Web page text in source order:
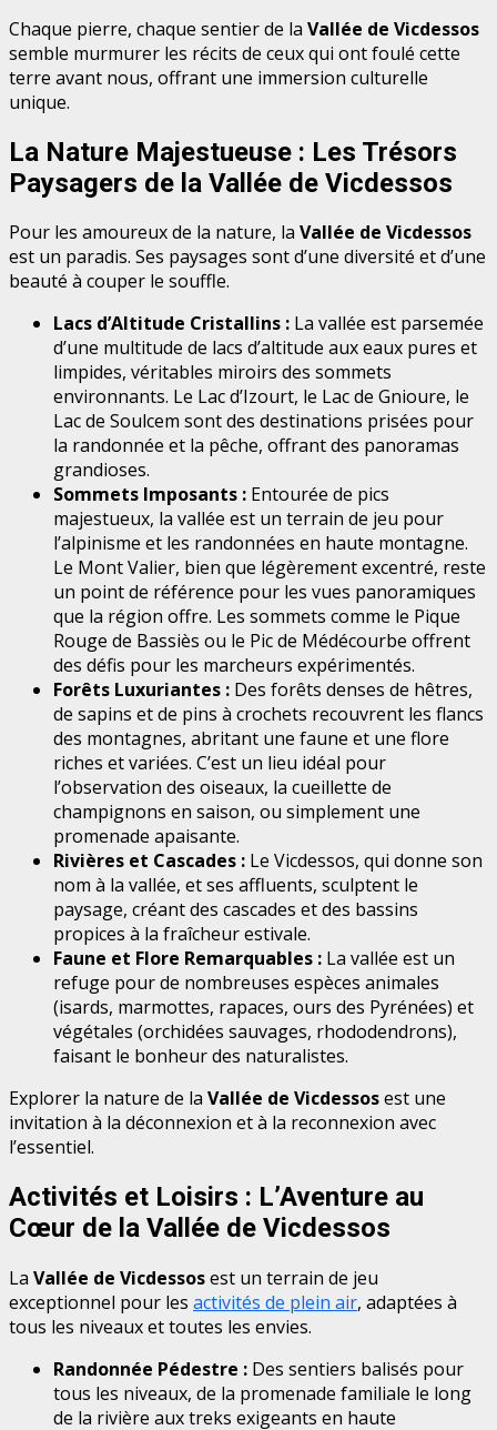
Chaque pierre, chaque sentier de la Vallée de Vicdessos
semble murmurer les récits de ceux qui ont foulé cette
terre avant nous, offrant une immersion culturelle
unique.
La Nature Majestueuse : Les Trésors
Paysagers de la Vallée de Vicdessos
Pour les amoureux de la nature, la Vallée de Vicdessos
est un paradis. Ses paysages sont d’une diversité et d’une
beauté à couper le souffle.
Lacs d’Altitude Cristallins : La vallée est parsemée
d’une multitude de lacs d’altitude aux eaux pures et
limpides, véritables miroirs des sommets
environnants. Le Lac d’Izourt, le Lac de Gnioure, le
Lac de Soulcem sont des destinations prisées pour
la randonnée et la pêche, offrant des panoramas
grandioses.
Sommets Imposants : Entourée de pics
majestueux, la vallée est un terrain de jeu pour
l’alpinisme et les randonnées en haute montagne.
Le Mont Valier, bien que légèrement excentré, reste
un point de référence pour les vues panoramiques
que la région offre. Les sommets comme le Pique
Rouge de Bassiès ou le Pic de Médécourbe offrent
des défis pour les marcheurs expérimentés.
Forêts Luxuriantes : Des forêts denses de hêtres,
de sapins et de pins à crochets recouvrent les flancs
des montagnes, abritant une faune et une flore
riches et variées. C’est un lieu idéal pour
l’observation des oiseaux, la cueillette de
champignons en saison, ou simplement une
promenade apaisante.
Rivières et Cascades : Le Vicdessos, qui donne son
nom à la vallée, et ses affluents, sculptent le
paysage, créant des cascades et des bassins
propices à la fraîcheur estivale.
Faune et Flore Remarquables : La vallée est un
refuge pour de nombreuses espèces animales
(isards, marmottes, rapaces, ours des Pyrénées) et
végétales (orchidées sauvages, rhododendrons),
faisant le bonheur des naturalistes.
Explorer la nature de la Vallée de Vicdessosest une
invitation à la déconnexion et à la reconnexion avec
l’essentiel.
Activités et Loisirs : L’Aventure au
Cœur de la Vallée de Vicdessos
La Vallée de Vicdessosest un terrain de jeu
exceptionnel pour les activités de plein air, adaptées à
tous les niveaux et toutes les envies.
Randonnée Pédestre : Des sentiers balisés pour
tous les niveaux, de la promenade familiale le long
de la rivière aux treks exigeants en haute